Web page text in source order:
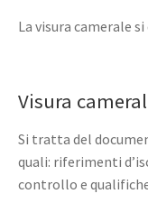
La visura camerale
Visura
Si tratta del
quali: riferimenti
controllo e